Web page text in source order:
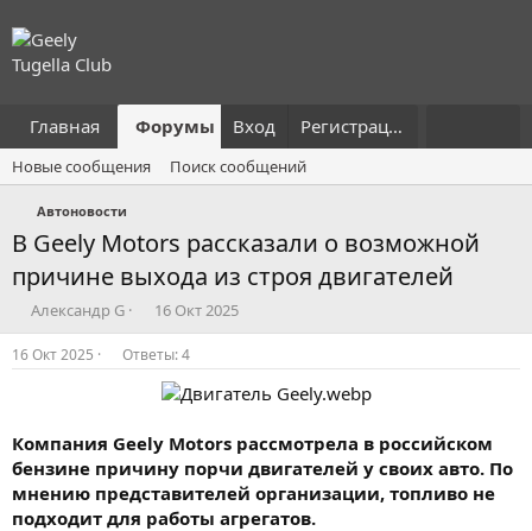
Главная Форумы Что нового?
Вход Регистрация
Новые сообщения Поиск сообщений
Автоновости
В Geely Motors рассказали о возможной
причине выхода из строя двигателей
А
в
т
о
е
ы
Александр G
Д
а
т
а
н
ч
а
л
а
16 Окт 2025
16 Окт 2025 Ответы: 4
Компания Geely Motors рассмотрела в российском
бензине причину порчи двигателей у своих авто. По
мнению представителей организации, топливо не
подходит для работы агрегатов.